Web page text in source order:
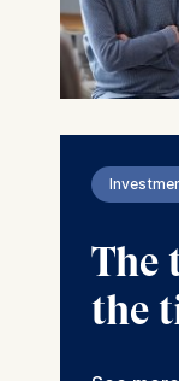
The
the